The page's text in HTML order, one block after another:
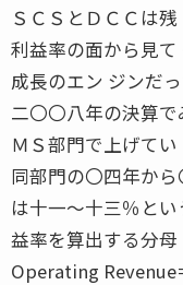
ＳＣＳとＤＣＣは残
利益率の面から見
成長のエン ジンだっ
二〇〇八年の決算
ＭＳ部門で上げてい
同部門の〇四年か
は十一〜十三％と
益率を算出する分母
Operating Revenue